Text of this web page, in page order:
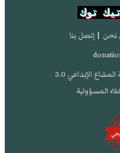
توك
نحن | إتصل بنا
الإبداعي 3.0
المسؤولية